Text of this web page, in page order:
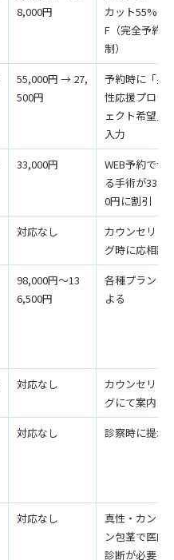
8,000円
カット55%OF
F（完全予約
制）
55,000円 → 27,
500円
予約時に「男
性応援プロジ
ェクト希望」
入力
33,000円
WEB予約で切
る手術が33,00
0円に割引
対応なし
カウンセリン
グ時に応相談
98,000円〜13
6,500円
各種プランに
よる
対応なし
カウンセリン
グにて案内
対応なし 診察時に提示
対応なし
真性・カント
ン包茎で医師
診断が必要